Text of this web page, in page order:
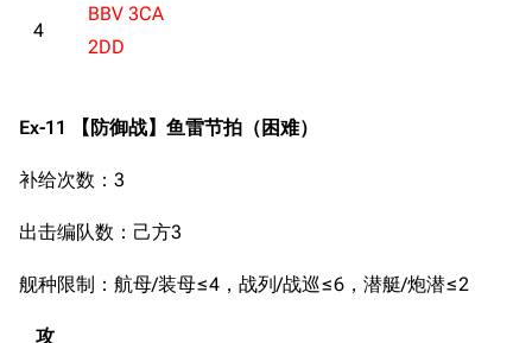
4
BBV 3CA
2DD
Ex-11 【防御战】鱼雷节拍（困难）
补给次数：3
出击编队数：己方3
舰种限制：航母/装母≤4，战列/战巡≤6，潜艇/炮潜≤2
攻